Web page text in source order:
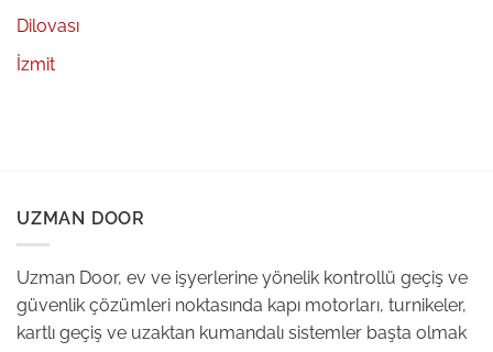
Dilovası
İzmit
UZMAN DOOR
Uzman Door, ev ve işyerlerine yönelik kontrollü geçiş ve
güvenlik çözümleri noktasında kapı motorları, turnikeler,
kartlı geçiş ve uzaktan kumandalı sistemler başta olmak